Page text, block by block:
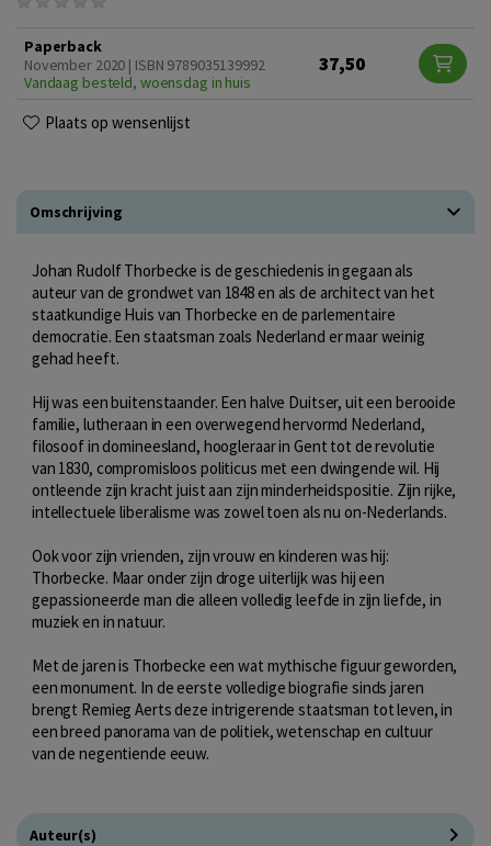
Paperback
November 2020 | ISBN 9789035139992
Vandaag besteld, woensdag in huis
37,50
Plaats op wensenlijst
Omschrijving
Johan Rudolf Thorbecke is de geschiedenis in gegaan als
auteur van de grondwet van 1848 en als de architect van het
staatkundige Huis van Thorbecke en de parlementaire
democratie. Een staatsman zoals Nederland er maar weinig
gehad heeft.
Hij was een buitenstaander. Een halve Duitser, uit een berooide
familie, lutheraan in een overwegend hervormd Nederland,
filosoof in domineesland, hoogleraar in Gent tot de revolutie
van 1830, compromisloos politicus met een dwingende wil. Hij
ontleende zijn kracht juist aan zijn minderheidspositie. Zijn rijke,
intellectuele liberalisme was zowel toen als nu on-Nederlands.
Ook voor zijn vrienden, zijn vrouw en kinderen was hij:
Thorbecke. Maar onder zijn droge uiterlijk was hij een
gepassioneerde man die alleen volledig leefde in zijn liefde, in
muziek en in natuur.
Met de jaren is Thorbecke een wat mythische figuur geworden,
een monument. In de eerste volledige biografie sinds jaren
brengt Remieg Aerts deze intrigerende staatsman tot leven, in
een breed panorama van de politiek, wetenschap en cultuur
van de negentiende eeuw.
Auteur(s)